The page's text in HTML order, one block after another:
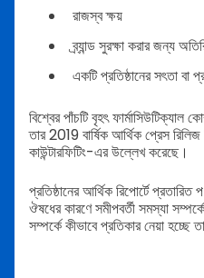
রাজস্ব ক্ষয়
ব্র্যান্ড সুরক্ষা করার জন্য
একটি প্রতিষ্ঠানের সৎতা বা
বিশ্বের পাঁচটি বৃহৎ
তার 2019 বার্ষিক আর্থিক প্রেস রিলিজ
কাউন্টারফিটিং-এর উল্লেখ করেছে।
প্রতিষ্ঠানের আর্থিক রিপোর্টে
ঔষধের কারণে সমীপবর্তী সমস্যা
সম্পর্কে কীভাবে প্রতিকার নেয়া